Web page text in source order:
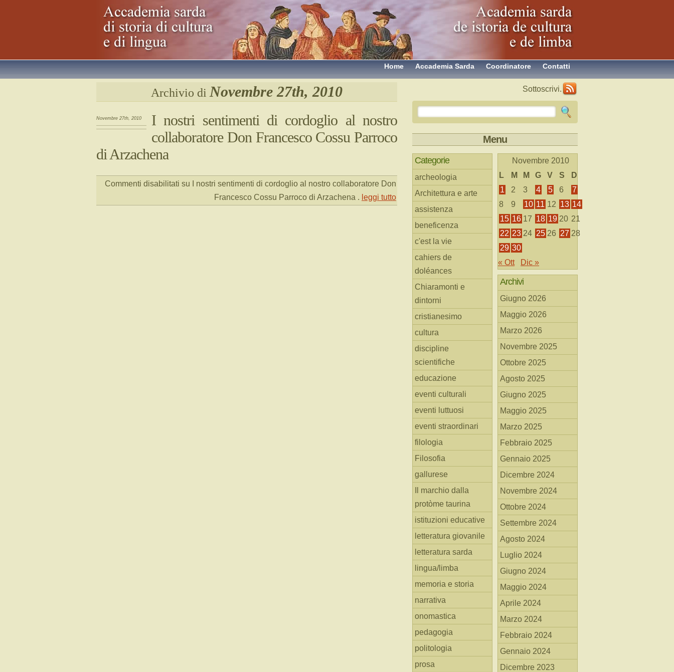
Contatti
Coordinatore
Accademia Sarda
Home
Archivio di Novembre 27th, 2010
Novembre 27th, 2010
I nostri sentimenti di cordoglio al nostro
collaboratore Don Francesco Cossu Parroco
di Arzachena
Commenti disabilitati su I nostri sentimenti di cordoglio al nostro collaboratore Don
Francesco Cossu Parroco di Arzachena . leggi tutto
Sottoscrivi.
Menu
Categorie
archeologia
Architettura e arte
assistenza
beneficenza
c'est la vie
cahiers de
doléances
Chiaramonti e
dintorni
cristianesimo
cultura
discipline
scientifiche
educazione
eventi culturali
eventi luttuosi
eventi straordinari
filologia
Filosofia
gallurese
Il marchio dalla
protòme taurina
istituzioni educative
letteratura giovanile
letteratura sarda
lingua/limba
memoria e storia
narrativa
onomastica
pedagogia
politologia
prosa
Novembre 2010
L
M M G V S
D
1
2 3 4 5 6
7
8
9 10 11 12 13 14
15 16 17 18 19 20 21
22 23 24 25 26 27 28
29 30
« Ott
Dic »
Archivi
Giugno 2026
Maggio 2026
Marzo 2026
Novembre 2025
Ottobre 2025
Agosto 2025
Giugno 2025
Maggio 2025
Marzo 2025
Febbraio 2025
Gennaio 2025
Dicembre 2024
Novembre 2024
Ottobre 2024
Settembre 2024
Agosto 2024
Luglio 2024
Giugno 2024
Maggio 2024
Aprile 2024
Marzo 2024
Febbraio 2024
Gennaio 2024
Dicembre 2023